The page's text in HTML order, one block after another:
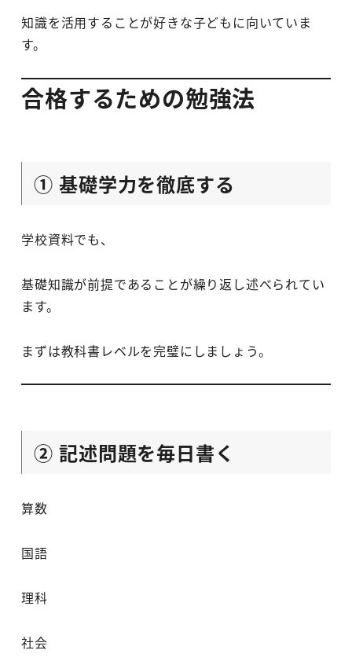
知識を活用することが好きな子どもに向いていま
す。
合格するための勉強法
① 基礎学力を徹底する
学校資料でも、
基礎知識が前提であることが繰り返し述べられてい
ます。
まずは教科書レベルを完璧にしましょう。
② 記述問題を毎日書く
算数
国語
理科
社会